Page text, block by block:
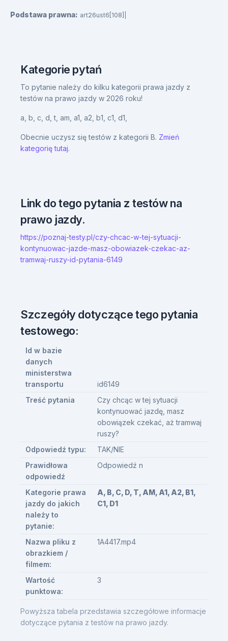
Podstawa prawna: art26ust6[108]|
Kategorie pytań
To pytanie należy do kilku kategorii prawa jazdy z
testów na prawo jazdy w 2026 roku!
a, b, c, d,t, am, a1, a2, b1, c1, d1,
Obecnie uczysz się testów z kategorii B. Zmień
kategorię tutaj.
Link do tego pytania z testów na
prawo jazdy.
https://poznaj-testy.pl/czy-chcac-w-tej-sytuacji-
kontynuowac-jazde-masz-obowiazek-czekac-az-
tramwaj-ruszy-id-pytania-6149
Szczegóły dotyczące tego pytania
testowego:
Powyższa tabela przedstawia szczegółowe informacje
dotyczące pytania z testów na prawo jazdy.
Id w bazie
danych
ministerstwa
transportu
id6149
Treść pytania
Czy chcąc w tej sytuacji
kontynuować jazdę, masz
obowiązek czekać, aż tramwaj
ruszy?
Odpowiedź typu:
TAK/NIE
Prawidłowa
odpowiedź
Odpowiedź n
Kategorie prawa
jazdy do jakich
należy to
pytanie:
A, B, C, D, T, AM, A1, A2, B1,
C1, D1
Nazwa pliku z
obrazkiem /
filmem:
1A4417.mp4
Wartość
punktowa:
3